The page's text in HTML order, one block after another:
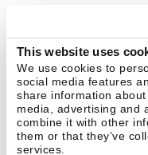
This website uses
We use cookies to
social media features
share information
media, advertising and
combine it with other
them or that they’ve
services.
Policy anticorruzione
Cookies
Contatti Chi siamo Partner
Securelist Eugene Personal